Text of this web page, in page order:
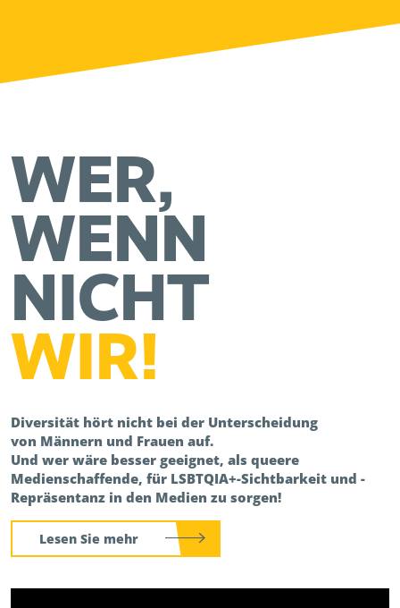
WER,
WENN
NICHT
WIR!
Diversität hört nicht bei der Unterscheidung
von Männern und Frauen auf.
Und wer wäre besser geeignet, als queere
Medienschaffende, für LSBTQIA+-Sichtbarkeit und -
Repräsentanz in den Medien zu sorgen!
Lesen Sie mehr